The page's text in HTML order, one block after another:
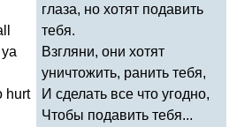
ya
hurt
глаза, но хотят подавить
тебя.
Взгляни, они хотят
уничтожить, ранить тебя,
И сделать все что угодно,
Чтобы подавить тебя...